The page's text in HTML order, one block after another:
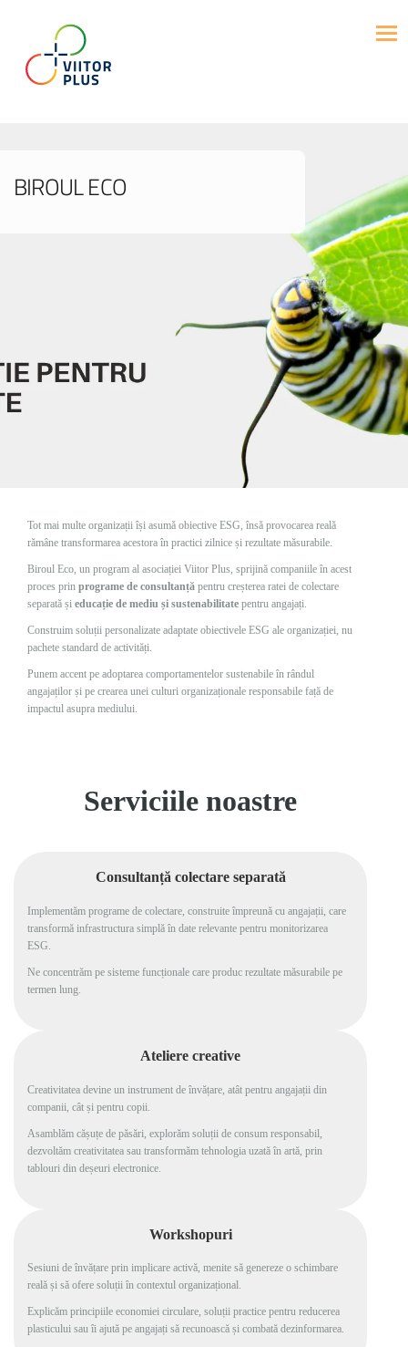
BIROUL ECO
Tot mai multe organizații își asumă obiective ESG, însă provocarea reală
rămâne transformarea acestora în practici zilnice și rezultate măsurabile.
Biroul Eco, un program al asociației Viitor Plus, sprijină companiile în acest
proces prin programe de consultanță pentru creșterea ratei de colectare
separată și educație de mediu și sustenabilitate pentru angajați.
Construim soluții personalizate adaptate obiectivele ESG ale organizației, nu
pachete standard de activități.
Punem accent pe adoptarea comportamentelor sustenabile în rândul
angajaților și pe crearea unei culturi organizaționale responsabile față de
impactul asupra mediului.
Serviciile noastre
Consultanță colectare separată
Implementăm programe de colectare, construite împreună cu angajații, care
transformă infrastructura simplă în date relevante pentru monitorizarea
ESG.
Ne concentrăm pe sisteme funcționale care produc rezultate măsurabile pe
termen lung.
Ateliere creative
Creativitatea devine un instrument de învățare, atât pentru angajații din
companii, cât și pentru copii.
Asamblăm cășuțe de păsări, explorăm soluții de consum responsabil,
dezvoltăm creativitatea sau transformăm tehnologia uzată în artă, prin
tablouri din deșeuri electronice.
Workshopuri
Sesiuni de învățare prin implicare activă, menite să genereze o schimbare
reală și să ofere soluții în contextul organizațional.
Explicăm principiile economiei circulare, soluții practice pentru reducerea
plasticului sau îi ajută pe angajați să recunoască și combată dezinformarea.